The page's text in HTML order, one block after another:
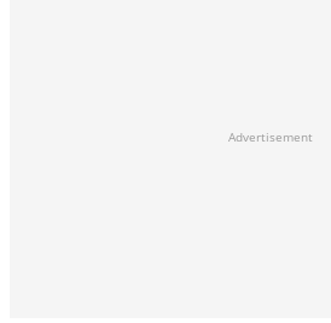
Advertisement